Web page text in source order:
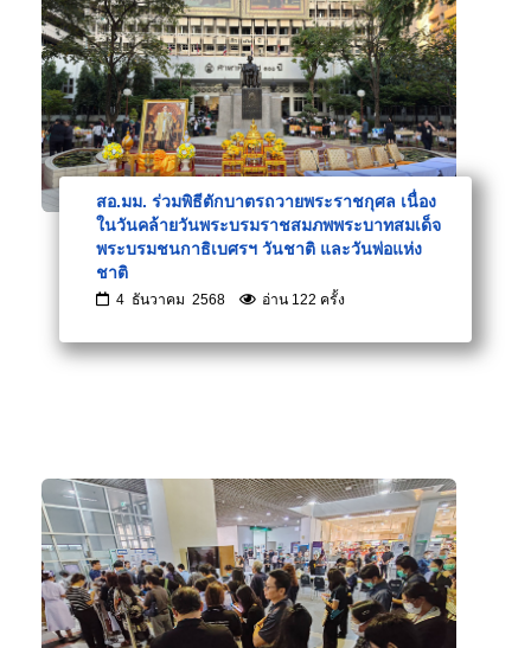
สอ.มม. ร่วมพิธีตักบาตรถวายพระราชกุศล เนื่อง
ในวันคล้ายวันพระบรมราชสมภพพระบาทสมเด็จ
พระบรมชนกาธิเบศรฯ วันชาติ และวันพ่อแห่ง
ชาติ
4 ธันวาคม 2568 อ่าน 122 ครั้ง